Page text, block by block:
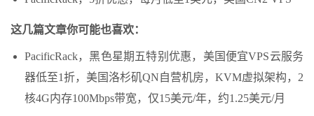
这几篇文章你可能也喜欢：
PacificRack，黑色星期五特别优惠，美国便宜VPS云服务
器低至1折，美国洛杉矶QN自营机房，KVM虚拟架构，2
核4G内存100Mbps带宽，仅15美元/年，约1.25美元/月